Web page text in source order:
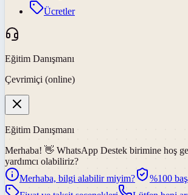
Ücretler
Eğitim Danışmanı
Çevrimiçi (online)
Eğitim Danışmanı
Merhaba! 👋 WhatsApp Destek birimine hoş
yardımcı olabiliriz?
Merhaba, bilgi alabilir miyim?
%100